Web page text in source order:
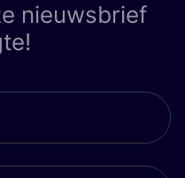
nieuwsbrief